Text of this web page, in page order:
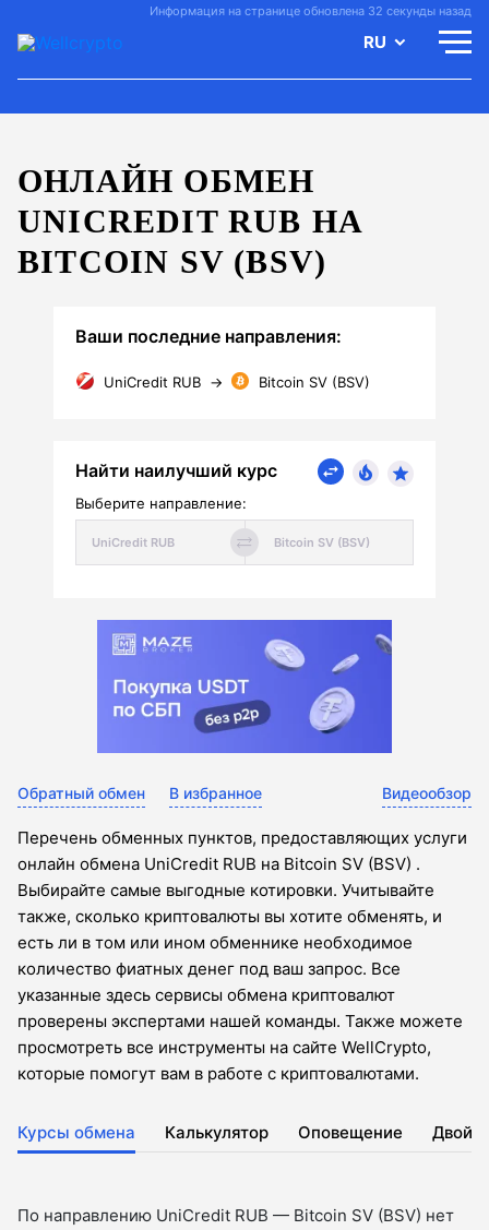
Информация на странице обновлена 32 секунды назад
RU
ОНЛАЙН ОБМЕН
UNICREDIT RUB НА
BITCOIN SV (BSV)
Ваши последние направления:
UniCredit RUB → Bitcoin SV (BSV)
Найти наилучший курс
Выберите направление:
Обратный обмен В избранное Видеообзор
Перечень обменных пунктов, предоставляющих услуги
онлайн обмена UniCredit RUB на Bitcoin SV (BSV) .
Выбирайте самые выгодные котировки. Учитывайте
также, сколько криптовалюты вы хотите обменять, и
есть ли в том или ином обменнике необходимое
количество фиатных денег под ваш запрос. Все
указанные здесь сервисы обмена криптовалют
проверены экспертами нашей команды. Также можете
просмотреть все инструменты на сайте WellCrypto,
которые помогут вам в работе с криптовалютами.
Курсы обмена Калькулятор Оповещение
По направлению UniCredit RUB — Bitcoin SV (BSV) нет